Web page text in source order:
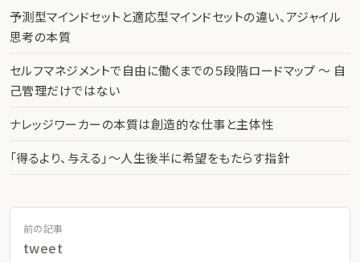
予測型マインドセットと適応型マインドセットの違い、アジャイル
思考の本質
セルフマネジメントで自由に働くまでの５段階ロードマップ 〜 自
己管理だけではない
ナレッジワーカーの本質は創造的な仕事と主体性
「得るより、与える」〜人生後半に希望をもたらす指針
前の記事
tweet